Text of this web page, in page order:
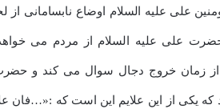
علی علیه السلام اوضاع نابسامانی
علی علیه السلام از مردم می
زمان خروج دجال سوال می کند و حضرت
که یکی از این علایم این است که :«…فان